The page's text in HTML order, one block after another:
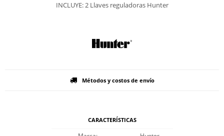
INCLUYE: 2 Llaves reguladoras Hunter
Métodos y costos de envío
CARACTERÍSTICAS